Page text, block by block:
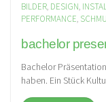
BILDER, DESIGN,
PERFORMANCE,
bachelor
Bachelor
haben. Ein Stück